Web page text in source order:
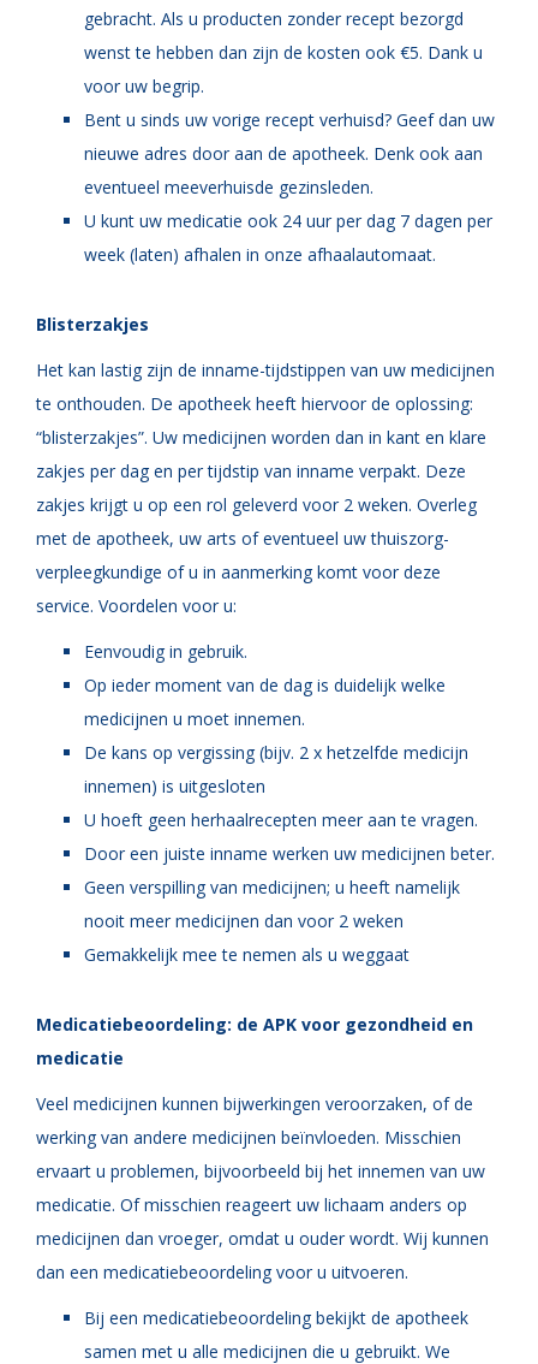
gebracht. Als u producten zonder recept bezorgd
wenst te hebben dan zijn de kosten ook €5. Dank u
voor uw begrip.
Bent u sinds uw vorige recept verhuisd? Geef dan uw
nieuwe adres door aan de apotheek. Denk ook aan
eventueel meeverhuisde gezinsleden.
U kunt uw medicatie ook 24 uur per dag 7 dagen per
week (laten) afhalen in onze afhaalautomaat.
Blisterzakjes
Het kan lastig zijn de inname-tijdstippen van uw medicijnen
te onthouden. De apotheek heeft hiervoor de oplossing:
“blisterzakjes”. Uw medicijnen worden dan in kant en klare
zakjes per dag en per tijdstip van inname verpakt. Deze
zakjes krijgt u op een rol geleverd voor 2 weken. Overleg
met de apotheek, uw arts of eventueel uw thuiszorg-
verpleegkundige of u in aanmerking komt voor deze
service. Voordelen voor u:
Eenvoudig in gebruik.
Op ieder moment van de dag is duidelijk welke
medicijnen u moet innemen.
De kans op vergissing (bijv. 2 x hetzelfde medicijn
innemen) is uitgesloten
U hoeft geen herhaalrecepten meer aan te vragen.
Door een juiste inname werken uw medicijnen beter.
Geen verspilling van medicijnen; u heeft namelijk
nooit meer medicijnen dan voor 2 weken
Gemakkelijk mee te nemen als u weggaat
Medicatiebeoordeling: de APK voor gezondheid en
medicatie
Veel medicijnen kunnen bijwerkingen veroorzaken, of de
werking van andere medicijnen beïnvloeden. Misschien
ervaart u problemen, bijvoorbeeld bij het innemen van uw
medicatie. Of misschien reageert uw lichaam anders op
medicijnen dan vroeger, omdat u ouder wordt. Wij kunnen
dan een medicatiebeoordeling voor u uitvoeren.
Bij een medicatiebeoordeling bekijkt de apotheek
samen met u alle medicijnen die u gebruikt. We